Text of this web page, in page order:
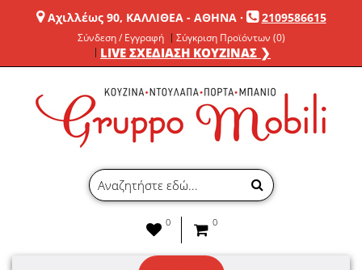
Αχιλλέως 90, ΚΑΛΛΙΘΕΑ - ΑΘΗΝΑ· 2109586615
Σύνδεση / Εγγραφή Σύγκριση Προϊόντων (0)
LIVE ΣΧΕΔΙΑΣΗ ΚΟΥΖΙΝΑΣ ❯
0 0